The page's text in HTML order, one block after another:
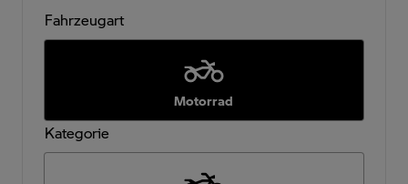
Fahrzeugart
Motorrad
Kategorie